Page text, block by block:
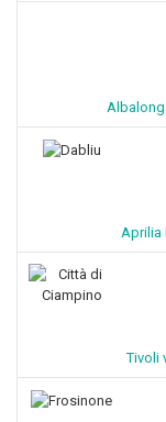
Aprilia
Tivoli